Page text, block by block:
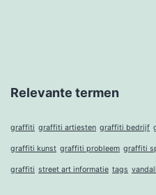
Relevante termen
graffiti graffiti artiesten graffiti bedrijf
graffiti kunst graffiti probleem graffiti
graffiti street art informatie tags